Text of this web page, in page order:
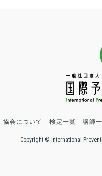
協会について 検定一覧 講師
Copyright © International